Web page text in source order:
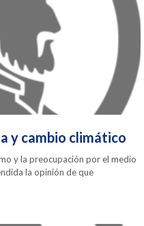
y cambio climático
y la preocupación por el medio
la opinión de que